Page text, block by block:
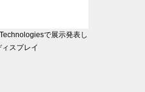
で展示発表し
スプレイ